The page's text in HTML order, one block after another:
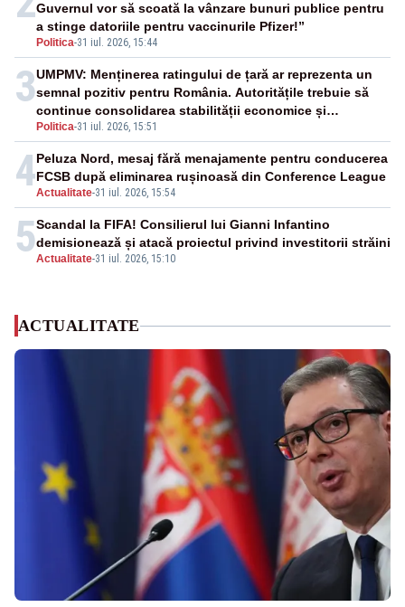
Politica-31 iul. 2026, 15:44
Guvernul vor să scoată la vânzare bunuri publice pentru
a stinge datoriile pentru vaccinurile Pfizer!”
3
Politica-31 iul. 2026, 15:51
UMPMV: Menținerea ratingului de țară ar reprezenta un
semnal pozitiv pentru România. Autoritățile trebuie să
continue consolidarea stabilității economice și
financiare
4Actualitate-31 iul. 2026, 15:54
Peluza Nord, mesaj fără menajamente pentru conducerea
FCSB după eliminarea rușinoasă din Conference League
5Actualitate-31 iul. 2026, 15:10
Scandal la FIFA! Consilierul lui Gianni Infantino
demisionează și atacă proiectul privind investitorii străini
ACTUALITATE